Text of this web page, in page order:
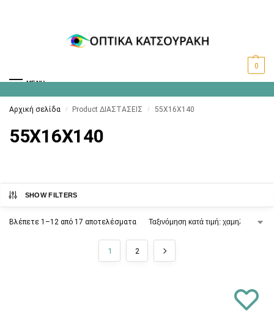
MENU
0
Αρχική σελίδα / Product ΔΙΑΣΤΑΣΕΙΣ / 55X16X140
55X16X140
SHOW FILTERS
Βλέπετε 1–12 από 17 αποτελέσματα
1 2